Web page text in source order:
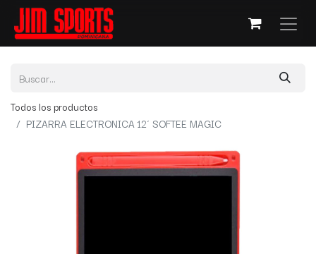
Todos los productos
PIZARRA ELECTRONICA 12´ SOFTEE MAGIC